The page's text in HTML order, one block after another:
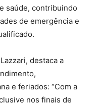
saúde, contribuindo
de emergência e
destaca a
e feriados: “Com a
nos finais de